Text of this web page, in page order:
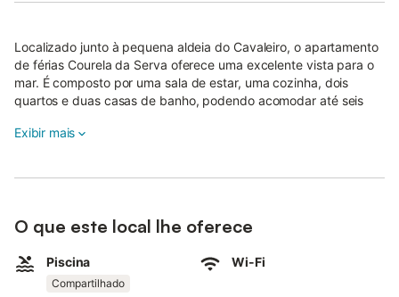
Localizado junto à pequena aldeia do Cavaleiro, o apartamento
de férias Courela da Serva oferece uma excelente vista para o
mar. É composto por uma sala de estar, uma cozinha, dois
quartos e duas casas de banho, podendo acomodar até seis
Os hóspedes podem usufruir de um espaço exterior partilhado
Exibir mais
O que este local lhe oferece
Piscina
Compartilhado
Wi-Fi